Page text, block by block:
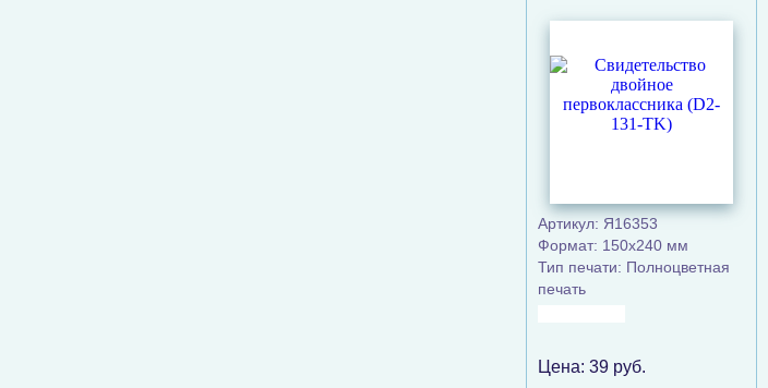
Артикул: Я16353
Формат: 150х240 мм
Тип печати: Полноцветная
печать
Цена: 39 руб.